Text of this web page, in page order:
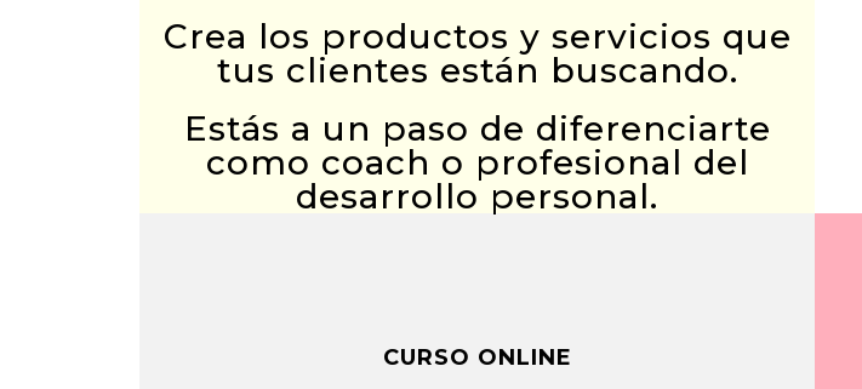
Crea los productos y servicios que
tus clientes están buscando.
Estás a un paso de diferenciarte
como coach o profesional del
desarrollo personal.
CURSO ONLINE